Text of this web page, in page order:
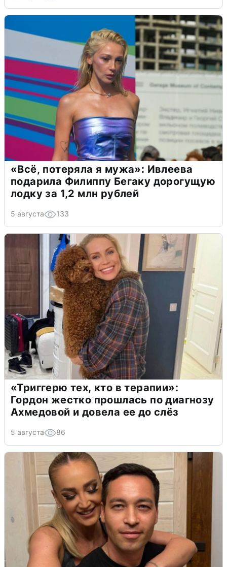
«Всё, потеряла я мужа»: Ивлеева
подарила Филиппу Бегаку дорогущую
лодку за 1,2 млн рублей
5 августа 133
«Триггерю тех, кто в терапии»:
Гордон жестко прошлась по диагнозу
Ахмедовой и довела ее до слёз
5 августа 86